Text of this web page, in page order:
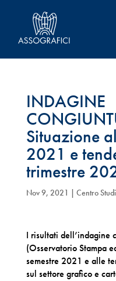
INDAGINE
Situazione
2021 e
trimestre
Nov 9, 2021 | Centro Studi
I risultati dell’indagine
(Osservatorio Stampa
semestre 2021 e alle
sul settore grafico e